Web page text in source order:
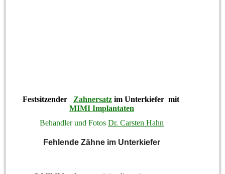
Festsitzender Zahnersatzim Unterkiefer mit
MIMI Implantaten
Behandler und FotosDr. Carsten Hahn
Fehlende Zähne im Unterkiefer